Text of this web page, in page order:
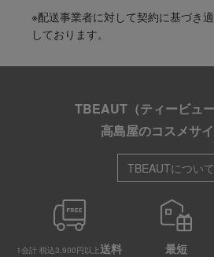
※配送事業者に対して契約に基づき
しております。
TBEAUT（ティービュ
高島屋のコスメサ
TBEAUTについて
1会計 税込3,900円以上送料
最短